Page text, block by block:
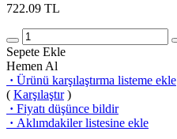
722.09 TL
Sepete Ekle
Hemen Al
· Ürünü karşılaştırma listeme ekle
( Karşılaştır)
· Fiyatı düşünce bildir
· Aklımdakiler listesine ekle